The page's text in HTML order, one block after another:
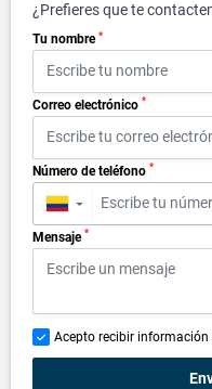
¿Prefieres que te
Tu nombre *
Correo electrónico *
Número de teléfono *
▼
Mensaje *
Acepto recibir